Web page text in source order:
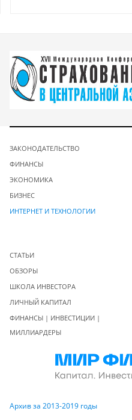
ЗАКОНОДАТЕЛЬСТВО
ФИНАНСЫ
ЭКОНОМИКА
БИЗНЕС
ИНТЕРНЕТ И ТЕХНОЛОГИИ
СТАТЬИ
ОБЗОРЫ
ШКОЛА ИНВЕСТОРА
ЛИЧНЫЙ КАПИТАЛ
ФИНАНСЫ | ИНВЕСТИЦИИ |
МИЛЛИАРДЕРЫ
Архив за 2013-2019 годы